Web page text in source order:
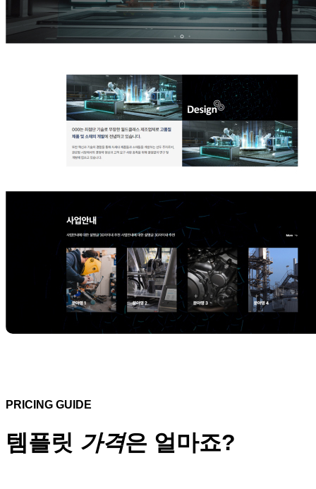
PRICING GUIDE
템플릿 가격은 얼마죠?